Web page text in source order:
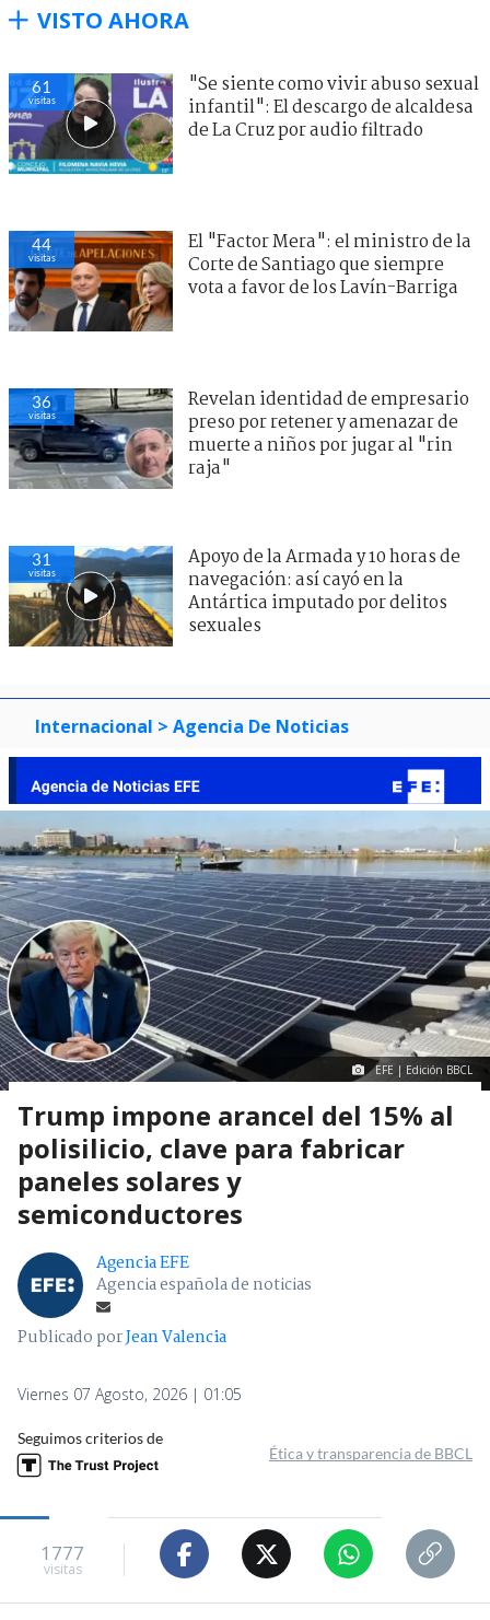
VISTO AHORA
61
visitas
"Se siente como vivir abuso sexual
infantil": El descargo de alcaldesa
de La Cruz por audio filtrado
44
visitas
El "Factor Mera": el ministro de la
Corte de Santiago que siempre
vota a favor de los Lavín-Barriga
36
visitas
Revelan identidad de empresario
preso por retener y amenazar de
muerte a niños por jugar al "rin
raja"
31
visitas
Apoyo de la Armada y 10 horas de
navegación: así cayó en la
Antártica imputado por delitos
sexuales
Internacional > Agencia De Noticias
EFE | Edición BBCL
Trump impone arancel del 15% al
polisilicio, clave para fabricar
paneles solares y
semiconductores
Agencia EFE
Agencia española de noticias
Publicado porJean Valencia
Viernes 07 Agosto, 2026 | 01:05
Seguimos criterios de
Ética y transparencia de BBCL
1777
visitas